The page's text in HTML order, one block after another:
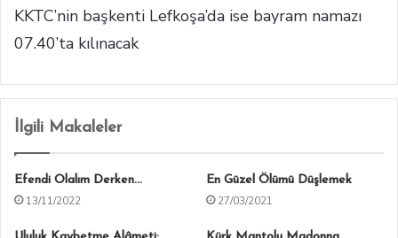
KKTC’nin başkenti Lefkoşa’da ise bayram namazı
07.40’ta kılınacak
İlgili Makaleler
Efendi Olalım Derken…
13/11/2022
En Güzel Ölümü Düşlemek
27/03/2021